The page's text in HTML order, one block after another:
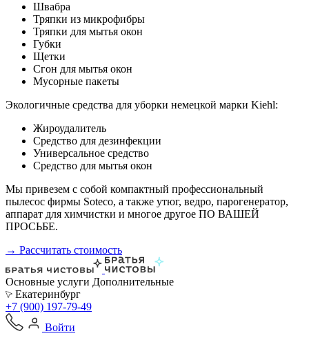
Швабра
Тряпки из микрофибры
Тряпки для мытья окон
Губки
Щетки
Сгон для мытья окон
Мусорные пакеты
Экологичные средства для уборки немецкой марки Kiehl:
Жироудалитель
Средство для дезинфекции
Универсальное средство
Средство для мытья окон
Мы привезем с собой компактный профессиональный
пылесос фирмы Soteco, а также утюг, ведро, парогенератор,
аппарат для химчистки и многое другое ПО ВАШЕЙ
ПРОСЬБЕ.
→ Рассчитать стоимость
Основные услуги Дополнительные
Екатеринбург
+7 (900) 197-79-49
Войти